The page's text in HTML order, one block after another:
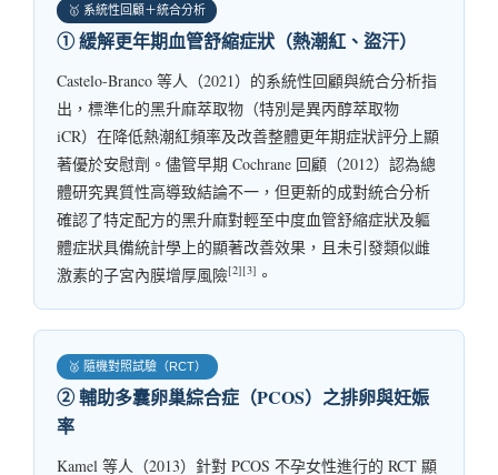
🥇 系統性回顧＋統合分析
① 緩解更年期血管舒縮症狀（熱潮紅、盜汗）
Castelo-Branco 等人（2021）的系統性回顧與統合分析指
出，標準化的黑升麻萃取物（特別是異丙醇萃取物
iCR）在降低熱潮紅頻率及改善整體更年期症狀評分上顯
著優於安慰劑。儘管早期 Cochrane 回顧（2012）認為總
體研究異質性高導致結論不一，但更新的成對統合分析
確認了特定配方的黑升麻對輕至中度血管舒縮症狀及軀
體症狀具備統計學上的顯著改善效果，且未引發類似雌
激素的子宮內膜增厚風險[2][3] 。
🥈 隨機對照試驗（RCT）
② 輔助多囊卵巢綜合症（PCOS）之排卵與妊娠
率
Kamel 等人（2013）針對 PCOS 不孕女性進行的 RCT 顯